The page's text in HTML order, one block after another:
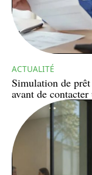
ACTUALITÉ
Simulation de
avant de contacter